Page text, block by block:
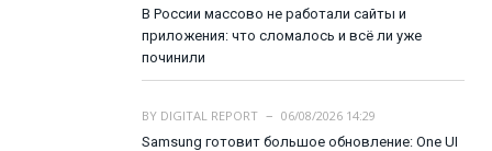
В России массово не работали сайты и
приложения: что сломалось и всё ли уже
починили
BY DIGITAL REPORT
06/08/2026 14:29
Samsung готовит большое обновление: One UI